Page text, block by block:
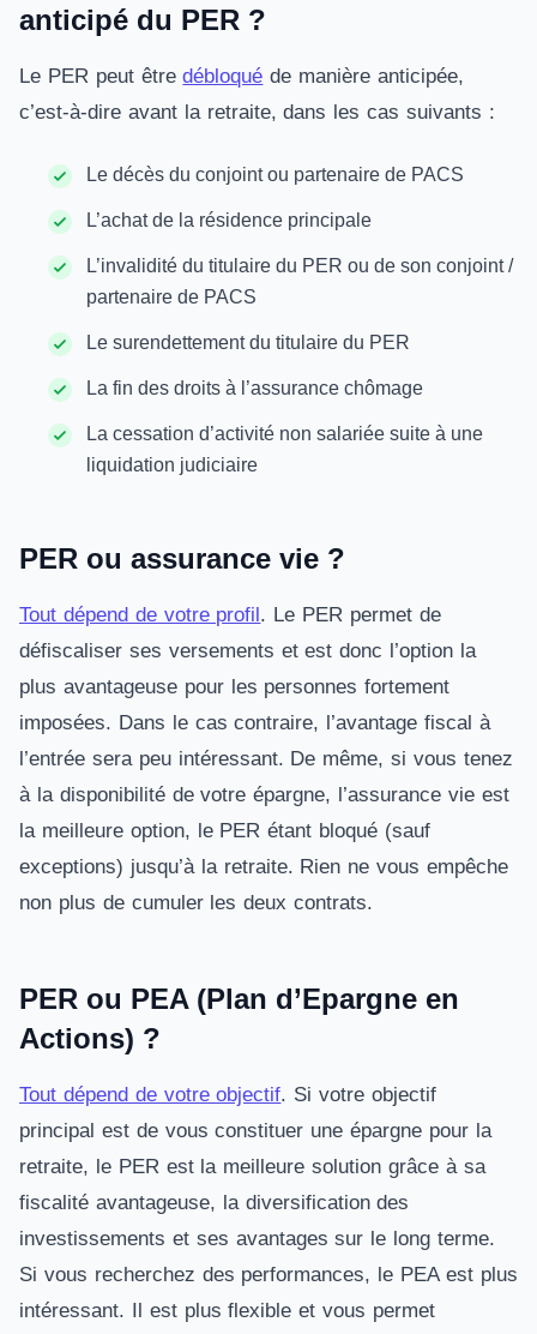
anticipé du PER ?
Le PER peut êtredébloqué de manière anticipée,
c’est-à-dire avant la retraite, dans les cas suivants :
Le décès du conjoint ou partenaire de PACS
L’achat de la résidence principale
L’invalidité du titulaire du PER ou de son conjoint /
partenaire de PACS
Le surendettement du titulaire du PER
La fin des droits à l’assurance chômage
La cessation d’activité non salariée suite à une
liquidation judiciaire
PER ou assurance vie ?
Tout dépend de votre profil. Le PER permet de
défiscaliser ses versements et est donc l’option la
plus avantageuse pour les personnes fortement
imposées. Dans le cas contraire, l’avantage fiscal à
l’entrée sera peu intéressant. De même, si vous tenez
à la disponibilité de votre épargne, l’assurance vie est
la meilleure option, le PER étant bloqué (sauf
exceptions) jusqu’à la retraite. Rien ne vous empêche
non plus de cumuler les deux contrats.
PER ou PEA (Plan d’Epargne en
Actions) ?
Tout dépend de votre objectif. Si votre objectif
principal est de vous constituer une épargne pour la
retraite, le PER est la meilleure solution grâce à sa
fiscalité avantageuse, la diversification des
investissements et ses avantages sur le long terme.
Si vous recherchez des performances, le PEA est plus
intéressant. Il est plus flexible et vous permet